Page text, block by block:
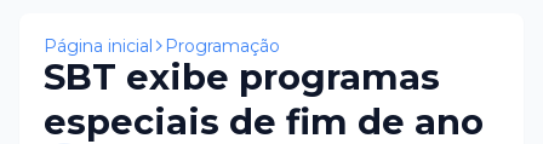
Página inicial Programação
SBT exibe programas
especiais de fim de ano